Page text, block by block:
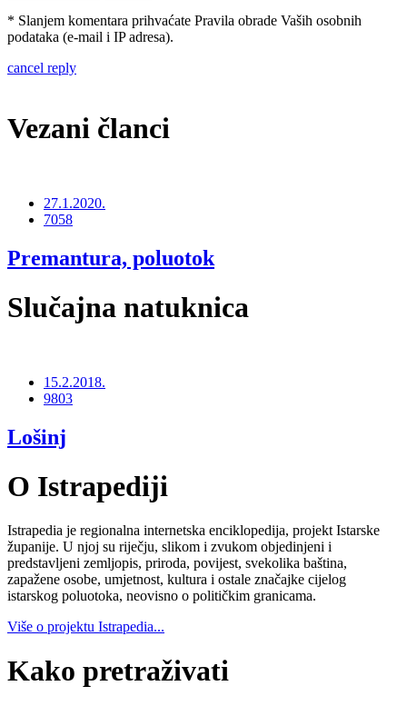
* Slanjem komentara prihvaćate Pravila obrade Vaših osobnih
podataka (e-mail i IP adresa).
cancel reply
Vezani članci
27.1.2020.
7058
Premantura, poluotok
Slučajna natuknica
15.2.2018.
9803
Lošinj
O Istrapediji
Istrapedia je regionalna internetska enciklopedija, projekt Istarske
županije. U njoj su riječju, slikom i zvukom objedinjeni i
predstavljeni zemljopis, priroda, povijest, svekolika baština,
zapažene osobe, umjetnost, kultura i ostale značajke cijelog
istarskog poluotoka, neovisno o političkim granicama.
Više o projektu Istrapedia...
Kako pretraživati